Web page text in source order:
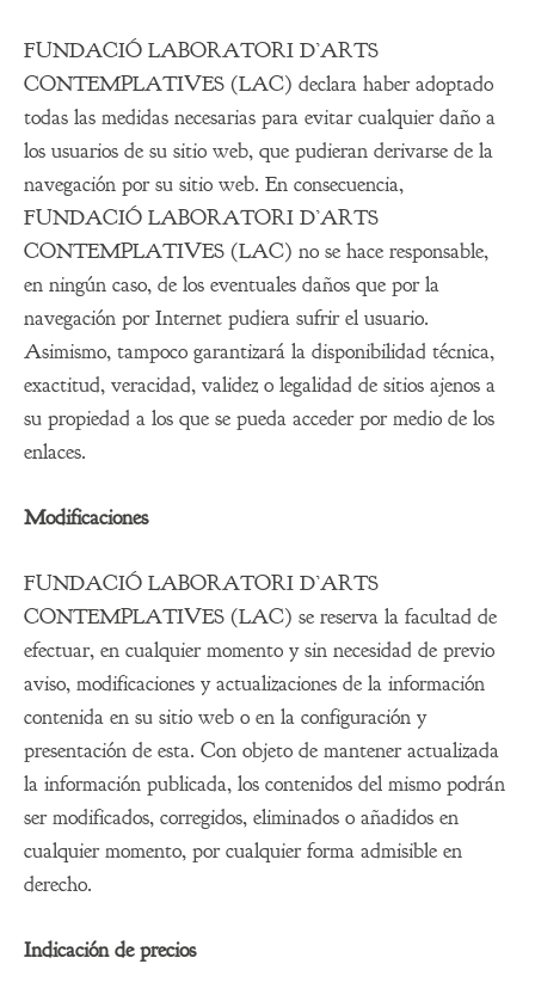
FUNDACIÓ LABORATORI D’ARTS
CONTEMPLATIVES (LAC) declara haber adoptado
todas las medidas necesarias para evitar cualquier daño a
los usuarios de su sitio web, que pudieran derivarse de la
navegación por su sitio web. En consecuencia,
FUNDACIÓ LABORATORI D’ARTS
CONTEMPLATIVES (LAC) no se hace responsable,
en ningún caso, de los eventuales daños que por la
navegación por Internet pudiera sufrir el usuario.
Asimismo, tampoco garantizará la disponibilidad técnica,
exactitud, veracidad, validez o legalidad de sitios ajenos a
su propiedad a los que se pueda acceder por medio de los
enlaces.
Modificaciones
FUNDACIÓ LABORATORI D’ARTS
CONTEMPLATIVES (LAC) se reserva la facultad de
efectuar, en cualquier momento y sin necesidad de previo
aviso, modificaciones y actualizaciones de la información
contenida en su sitio web o en la configuración y
presentación de esta. Con objeto de mantener actualizada
la información publicada, los contenidos del mismo podrán
ser modificados, corregidos, eliminados o añadidos en
cualquier momento, por cualquier forma admisible en
derecho.
Indicación de precios